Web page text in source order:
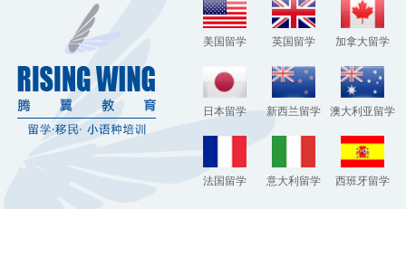
美国留学 英国留学 加拿大留学
日本留学 新西兰留学 澳大利亚留学
法国留学 意大利留学 西班牙留学